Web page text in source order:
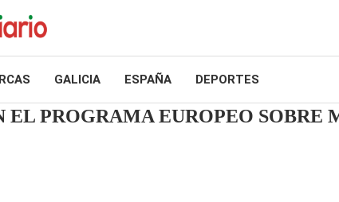
GALICIA ESPAÑA DEPORTES
EL PROGRAMA EUROPEO SOBRE